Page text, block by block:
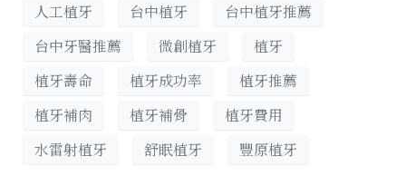
人工植牙 台中植牙
台中植牙推薦
台中牙醫推薦
微創植牙
植牙
植牙壽命
植牙成功率
植牙推薦
植牙補肉
植牙補骨
植牙費用
水雷射植牙
舒眠植牙 豐原植牙